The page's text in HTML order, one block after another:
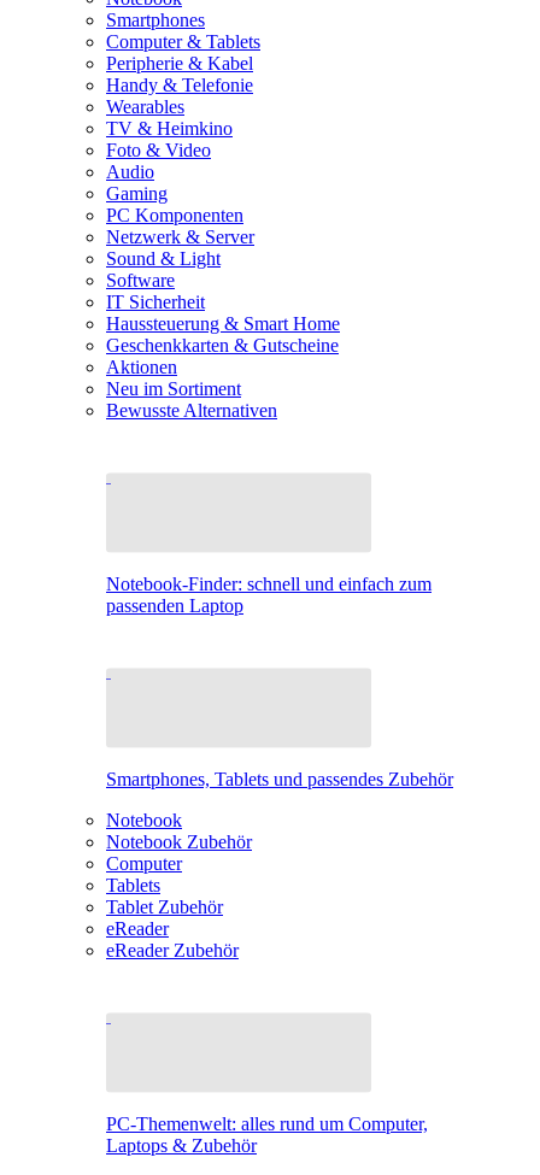
Smartphones
Computer & Tablets
Peripherie & Kabel
Handy & Telefonie
Wearables
TV & Heimkino
Foto & Video
Audio
Gaming
PC Komponenten
Netzwerk & Server
Sound & Light
Software
IT Sicherheit
Haussteuerung & Smart Home
Geschenkkarten & Gutscheine
Aktionen
Neu im Sortiment
Bewusste Alternativen
Notebook-Finder: schnell und einfach zum
passenden Laptop
Smartphones, Tablets und passendes Zubehör
Notebook
Notebook Zubehör
Computer
Tablets
Tablet Zubehör
eReader
eReader Zubehör
PC-Themenwelt: alles rund um Computer,
Laptops & Zubehör